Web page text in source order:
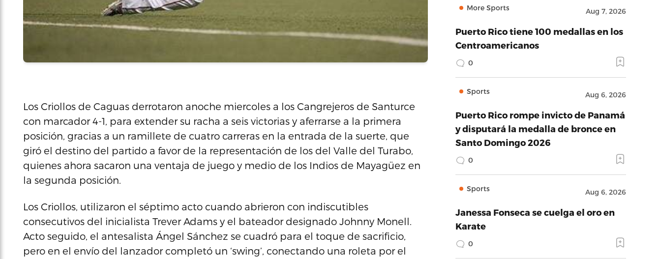
Los Criollos de Caguas derrotaron anoche miercoles a los Cangrejeros de Santurce
con marcador 4-1, para extender su racha a seis victorias y aferrarse a la primera
posición, gracias a un ramillete de cuatro carreras en la entrada de la suerte, que
giró el destino del partido a favor de la representación de los del Valle del Turabo,
quienes ahora sacaron una ventaja de juego y medio de los Indios de Mayagüez en
la segunda posición.
Los Criollos, utilizaron el séptimo acto cuando abrieron con indiscutibles
consecutivos del inicialista Trever Adams y el bateador designado Johnny Monell.
Acto seguido, el antesalista Ángel Sánchez se cuadró para el toque de sacrificio,
pero en el envío del lanzador completó un ‘swing’, conectando una roleta por el
More Sports Aug 7, 2026
Puerto Rico tiene 100 medallas en los
Centroamericanos
0
Sports Aug 6, 2026
Puerto Rico rompe invicto de Panamá
y disputará la medalla de bronce en
Santo Domingo 2026
0
Sports Aug 6, 2026
Janessa Fonseca se cuelga el oro en
Karate
0